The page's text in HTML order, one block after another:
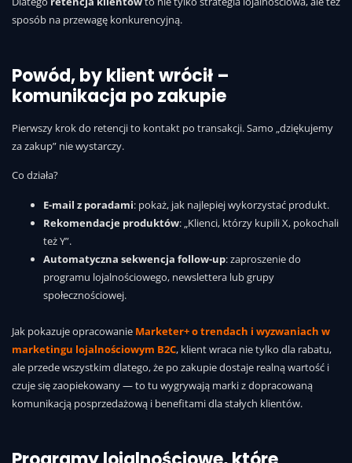
sposób na przewagę konkurencyjną.
Powód, by klient wrócił –
komunikacja po zakupie
Pierwszy krok do retencji to kontakt po transakcji. Samo „dziękujemy
za zakup” nie wystarczy.
Co działa?
E-mail z poradami: pokaż, jak najlepiej wykorzystać produkt.
Rekomendacje produktów: „Klienci, którzy kupili X, pokochali
też Y”.
Automatyczna sekwencja follow-up: zaproszenie do
programu lojalnościowego, newslettera lub grupy
społecznościowej.
Jak pokazuje opracowanie Marketer+ o trendach i wyzwaniach w
marketingu lojalnościowym B2C, klient wraca nie tylko dla rabatu,
ale przede wszystkim dlatego, że po zakupie dostaje realną wartość i
czuje się zaopiekowany — to tu wygrywają marki z dopracowaną
komunikacją posprzedażową i benefitami dla stałych klientów.